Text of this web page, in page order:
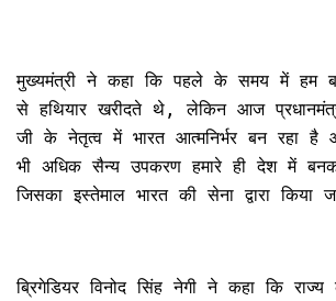
मुख्यमंत्री ने कहा कि पहले के समय में हम
से हथियार खरीदते थे, लेकिन आज
जी के नेतृत्व में भारत आत्मनिर्भर बन
भी अधिक सैन्य उपकरण हमारे ही देश में
जिसका इस्तेमाल भारत की सेना द्वारा किया
ब्रिगेडियर विनोद सिंह नेगी ने कहा कि